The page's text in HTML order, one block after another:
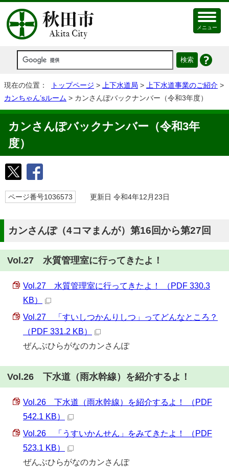
メニュー
現在の位置： トップページ > 上下水道局 > 上下水道事業のご紹介 >
カンちゃん’sルーム > カンさんぽバックナンバー（令和3年度）
カンさんぽバックナンバー（令和3年
度）
ページ番号1036573 更新日 令和4年12月23日
カンさんぽ（4コマまんが）第16回から第27回
Vol.27 水質管理室に行ってきたよ！
Vol.27 水質管理室に行ってきたよ！ （PDF 330.3
KB）
Vol.27 「すいしつかんりしつ」ってどんなところ？
（PDF 331.2 KB）
ぜんぶひらがなのカンさんぽ
Vol.26 下水道（雨水幹線）を紹介するよ！
Vol.26 下水道（雨水幹線）を紹介するよ！ （PDF
542.1 KB）
Vol.26 「うすいかんせん」をみてきたよ！ （PDF
523.1 KB）
ぜんぶひらがなのカンさんぽ